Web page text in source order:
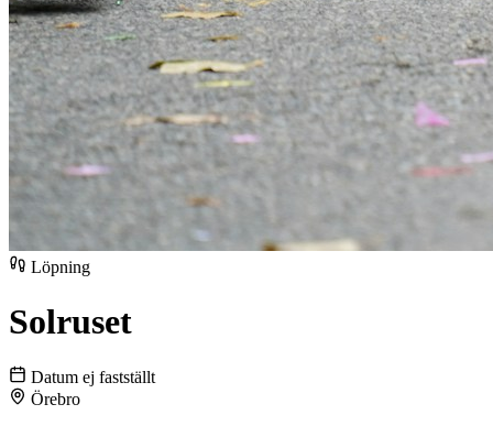
Löpning
Solruset
Datum ej fastställt
Örebro